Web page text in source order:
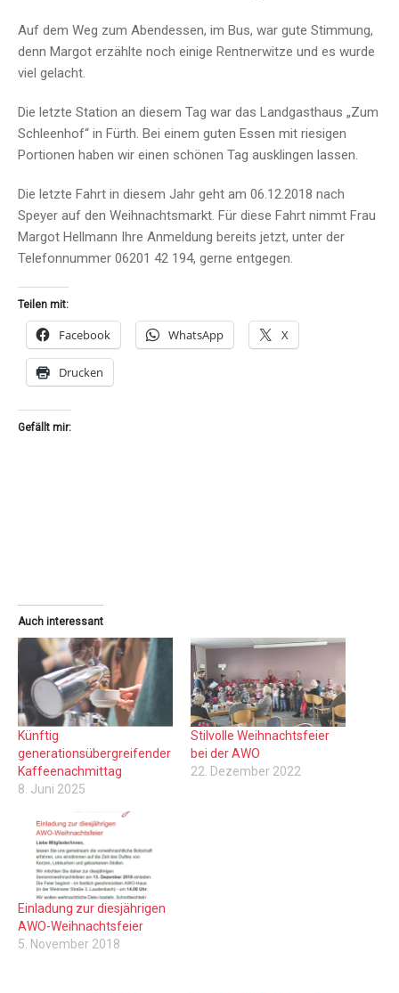
Auf dem Weg zum Abendessen, im Bus, war gute Stimmung,
denn Margot erzählte noch einige Rentnerwitze und es wurde
viel gelacht.
Die letzte Station an diesem Tag war das Landgasthaus „Zum
Schleenhof“ in Fürth. Bei einem guten Essen mit riesigen
Portionen haben wir einen schönen Tag ausklingen lassen.
Die letzte Fahrt in diesem Jahr geht am 06.12.2018 nach
Speyer auf den Weihnachtsmarkt. Für diese Fahrt nimmt Frau
Margot Hellmann Ihre Anmeldung bereits jetzt, unter der
Telefonnummer 06201 42 194, gerne entgegen.
Teilen mit:
Facebook WhatsApp X
Drucken
Gefällt mir:
Auch interessant
Künftig
generationsübergreifender
Kaffeenachmittag
8. Juni 2025
Stilvolle Weihnachtsfeier
bei der AWO
22. Dezember 2022
Einladung zur diesjährigen
AWO-Weihnachtsfeier
5. November 2018